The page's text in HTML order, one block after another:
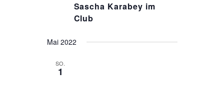
Sascha Karabey im
Club
Mai 2022
SO.
1